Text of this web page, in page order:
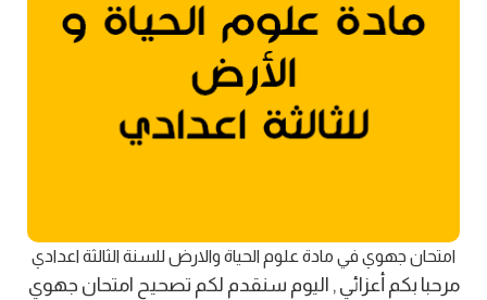
امتحان جهوي في مادة علوم الحياة والارض للسنة الثالثة اعدادي
مرحبا بكم أعزائي , اليوم سنقدم لكم تصحيح امتحان جهوي